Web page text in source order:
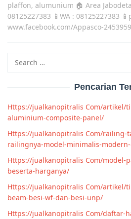
plaffon, alumunium 🏠 Area
08125227383 📱WA : 08125227383
www.facebook.com/Appasco-
for:
Pencarian
Https://jualkanopitralis Com/artikel/
aluminium-composite-panel/
Https://jualkanopitralis Com/railing-
railingnya-model-minimalis-
Https://jualkanopitralis Com/model-
beserta-harganya/
Https://jualkanopitralis Com/artikel/
beam-besi-wf-dan-besi-unp/
Https://jualkanopitralis Com/daftar-